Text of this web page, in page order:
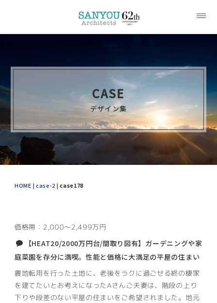
CASE
デザイン集
HOME | case-2 |case178
価格帯：2,000〜2,499万円
【HEAT20/2000万円台/間取り図有】ガーデニングや家
庭菜園を存分に満喫。性能と価格に大満足の平屋の住まい
農地転用を行った土地に、老後をラクに過ごせる終の棲家
を建てたいとお考えになったAさんご夫妻は、階段の上り
下りや段差のない平屋の住まいをご希望されました。地元